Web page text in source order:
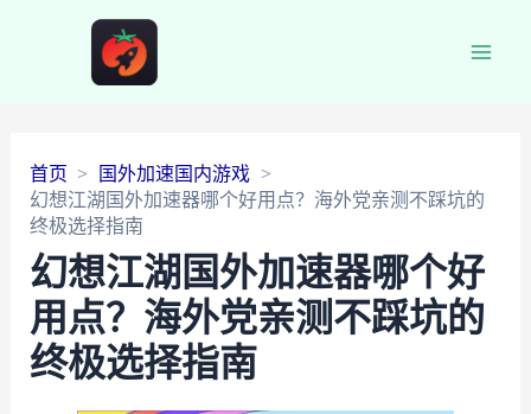
首页
国外加速国内游戏
幻想江湖国外加速器哪个好用点？海外党亲测不踩坑的
终极选择指南
幻想江湖国外加速器哪个好
用点？海外党亲测不踩坑的
终极选择指南